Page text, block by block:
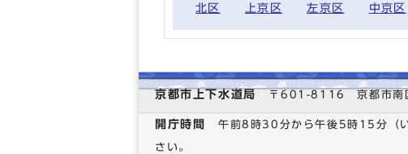
北区 上京区 左京区 中京区
京都市上下水道局 〒601-8116 京都市南
開庁時間 午前8時30分から午後5時15分（
さい。